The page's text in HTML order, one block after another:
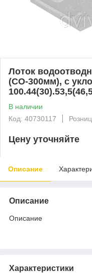
Лоток
(СО-300мм), с
В наличии
Код: 40730117
Цену уточняйте
Описание
Описание
Описание
Характеристики